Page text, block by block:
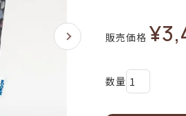
販売価格 ¥